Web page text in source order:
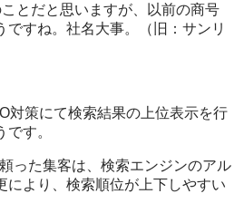
とだと思いますが、以前の商号
ですね。社名大事。（旧：サンリ
対策にて検索結果の上位表示を行
す。
った集客は、検索エンジンのアル
により、検索順位が上下しやすい